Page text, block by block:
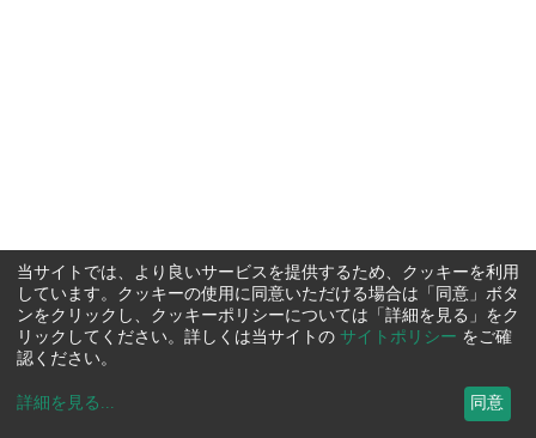
当サイトでは、より良いサービスを提供するため、クッキーを利用
しています。クッキーの使用に同意いただける場合は「同意」ボタ
ンをクリックし、クッキーポリシーについては「詳細を見る」をク
リックしてください。詳しくは当サイトの サイトポリシー をご確
認ください。
詳細を見る ... 同意